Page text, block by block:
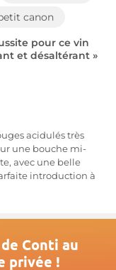
canon
pour ce vin
et désaltérant »
acidulés très
une bouche mi-
avec une belle
introduction à
Conti au
privée !